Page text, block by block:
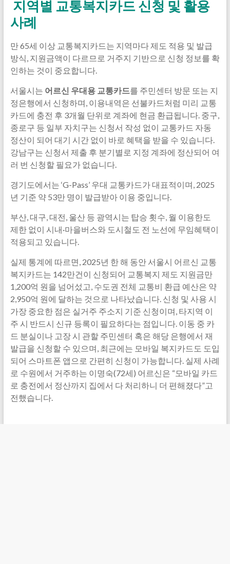
지역별 교통복지카드 신청 및 활용
사례
만 65세 이상 교통복지카드는 지역마다 제도 적용 및 발급
방식, 지원금액이 다르므로 거주지 기반으로 신청 정보를 확
인하는 것이 중요합니다.
서울시는 어르신 우대용 교통카드를 주민센터 방문 또는 지
정은행에서 신청하며, 이용내역은 선불카드처럼 미리 교통
카드에 충전 후 3개월 단위로 계좌에 현금 환급됩니다. 중구,
종로구 등 일부 자치구는 신청서 작성 없이 교통카드 자동
정산이 되어 대기 시간 없이 바로 혜택을 받을 수 있습니다.
강남구는 신청서 제출 후 분기별로 지정 계좌에 정산되어 여
러 번 신청할 필요가 없습니다.
경기도에서는 ‘G-Pass’ 우대 교통카드가 대표적이며, 2025
년 기준 약 53만 명이 발급받아 이용 중입니다.
부산, 대구, 대전, 울산 등 광역시는 탑승 횟수, 월 이용한도
제한 없이 시내·마을버스와 도시철도 전 노선에 무임혜택이
적용되고 있습니다.
실제 통계에 따르면, 2025년 한 해 동안 서울시 어르신 교통
복지카드는 142만건이 신청되어 교통복지 제도 지원금만
1,200억 원을 넘어섰고, 수도권 전체 교통비 환급 예산은 약
2,950억 원에 달하는 것으로 나타났습니다. 신청 및 사용 시
가장 중요한 점은 실거주 주소지 기준 신청이며, 타지역 이
주 시 반드시 신규 등록이 필요하다는 점입니다. 이동 중 카
드 분실이나 고장 시 관할 주민센터 혹은 해당 은행에서 재
발급을 신청할 수 있으며, 최근에는 모바일 복지카드도 도입
되어 스마트폰 앱으로 간편히 신청이 가능합니다. 실제 사례
로 수원에서 거주하는 이명숙(72세) 어르신은 “모바일 카드
로 충전에서 정산까지 집에서 다 처리하니 더 편해졌다”고
전했습니다.